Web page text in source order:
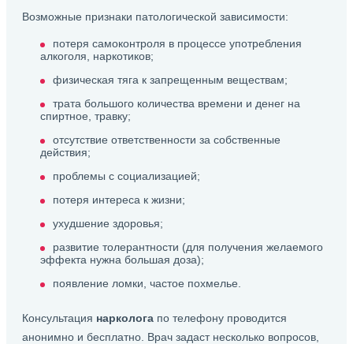
Возможные признаки патологической зависимости:
потеря самоконтроля в процессе употребления
алкоголя, наркотиков;
физическая тяга к запрещенным веществам;
трата большого количества времени и денег на
спиртное, травку;
отсутствие ответственности за собственные
действия;
проблемы с социализацией;
потеря интереса к жизни;
ухудшение здоровья;
развитие толерантности (для получения желаемого
эффекта нужна большая доза);
появление ломки, частое похмелье.
Консультация нарколога по телефону проводится
анонимно и бесплатно. Врач задаст несколько вопросов,